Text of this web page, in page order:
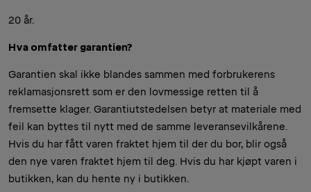
20 år.
Hva omfatter garantien?
Garantien skal ikke blandes sammen med forbrukerens
reklamasjonsrett som er den lovmessige retten til å
fremsette klager. Garantiutstedelsen betyr at materiale med
feil kan byttes til nytt med de samme leveransevilkårene.
Hvis du har fått varen fraktet hjem til der du bor, blir også
den nye varen fraktet hjem til deg. Hvis du har kjøpt varen i
butikken, kan du hente ny i butikken.